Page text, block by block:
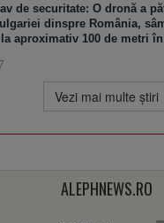
de securitate: O dronă a
dinspre România,
aproximativ 100 de metri
Vezi mai multe ştiri
ALEPHNEWS.RO